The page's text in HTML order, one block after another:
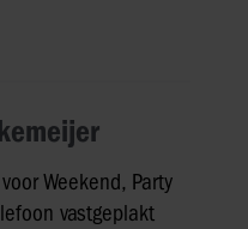
Weekend, Party
vastgeplakt